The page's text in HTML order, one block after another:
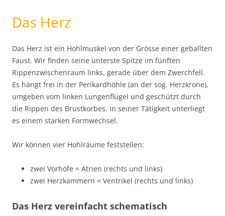
Das Herz
Das Herz ist ein Hohlmuskel von der Grösse einer geballten
Faust. Wir finden seine unterste Spitze im fünften
Rippenzwischenraum links, gerade über dem Zwerchfell.
Es hängt frei in der Perikardhöhle (an der sog. Herzkrone),
umgeben vom linken Lungenflügel und geschützt durch
die Rippen des Brustkorbes. In seiner Tätigkeit unterliegt
es einem starken Formwechsel.
Wir können vier Hohlräume feststellen:
zwei Vorhöfe = Atrien (rechts und links)
zwei Herzkammern = Ventrikel (rechts und links)
Das Herz vereinfacht schematisch